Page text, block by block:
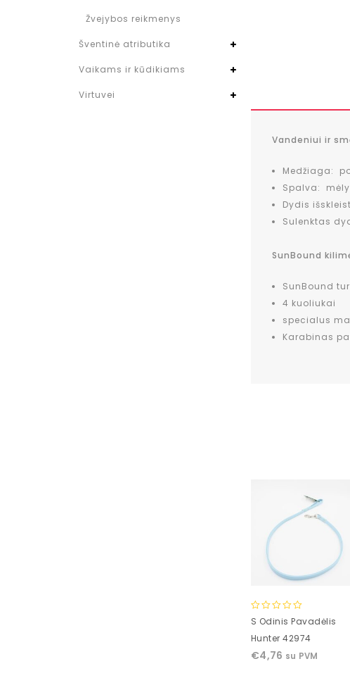
Vandeniui ir
Medžiaga:
Spalva:
Dydis
Sulenktas
SunBound
SunBound
4 kuoliukai
specialus
Karabinas
0
of
5
S Odinis Pavadėlis
Hunter 42974
€4,76 su PVM
Žvejybos reikmenys
Šventinė atributika
Vaikams ir kūdikiams
Virtuvei